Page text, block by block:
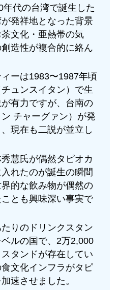
代の台湾で誕生した
発祥地となった背景
文化・亜熱帯の気
造性が複合的に絡ん
ーは1983〜1987年頃
ュンスイタン）で生
有力ですが、台南の
チャーグァン）が発
現在も二説が並立し
慧氏が偶然タピオカ
れたのが誕生の瞬間
的な飲み物が偶然の
とも興味深い事実で
りのドリンクスタン
ベルの国で、2万2,000
タンドが存在してい
文化インフラがタピ
速させました。